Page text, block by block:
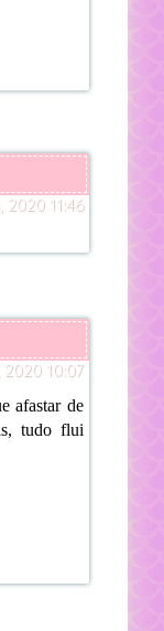
11:46
10:07
afastar de
tudo flui